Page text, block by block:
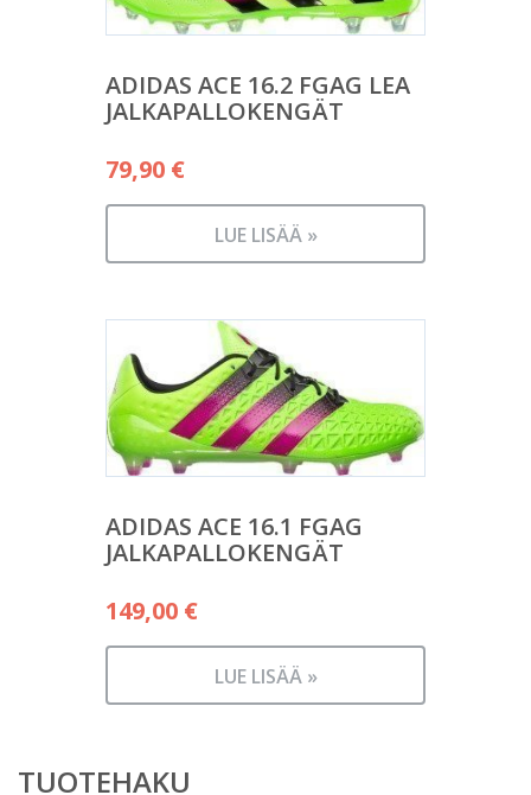
ADIDAS ACE 16.2 FGAG LEA
JALKAPALLOKENGÄT
79,90 €
LUE LISÄÄ »
ADIDAS ACE 16.1 FGAG
JALKAPALLOKENGÄT
149,00 €
LUE LISÄÄ »
TUOTEHAKU